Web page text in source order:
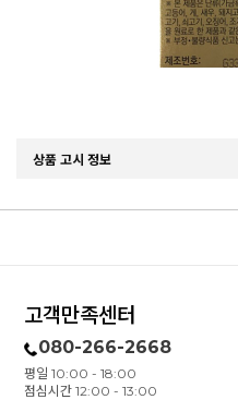
상품 고시 정보
고객만족센터
080-266-2668
평일 10:00 - 18:00
점심시간 12:00 - 13:00